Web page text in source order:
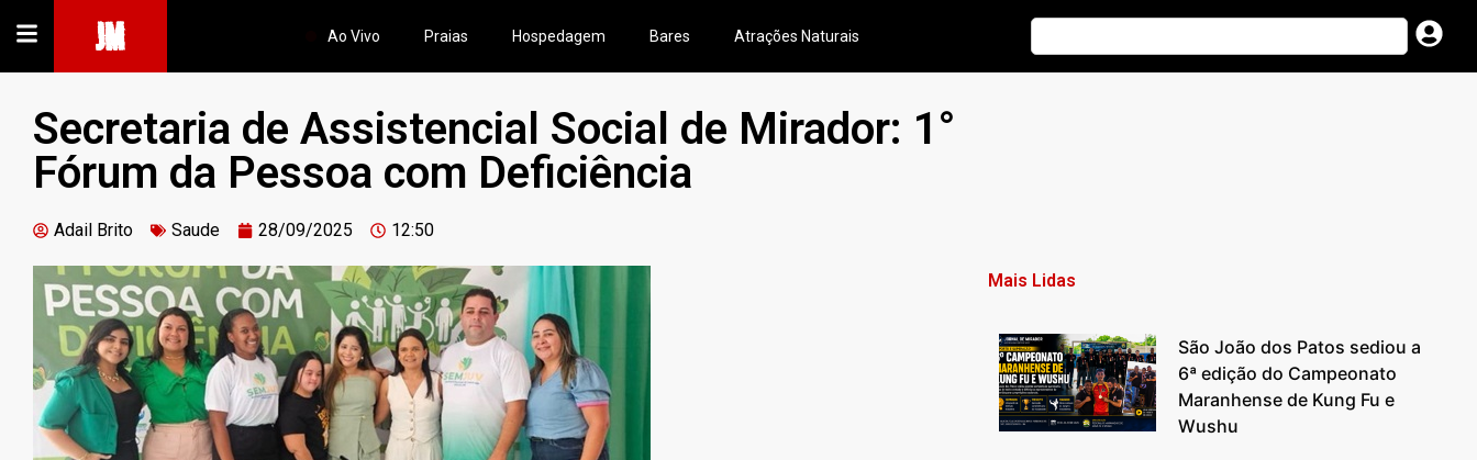
JM Ao Vivo Praias Hospedagem Bares Atrações Naturais
Secretaria de Assistencial Social de Mirador: 1°
Fórum da Pessoa com Deficiência
Adail Brito Saude 28/09/2025 12:50
Mais Lidas
São João dos Patos sediou a
6ª edição do Campeonato
Maranhense de Kung Fu e
Wushu